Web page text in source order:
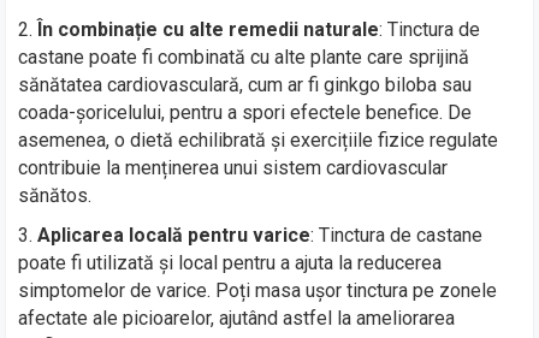
În combinație cu alte remedii naturale: Tinctura de
castane poate fi combinată cu alte plante care sprijină
sănătatea cardiovasculară, cum ar fi ginkgo biloba sau
coada-șoricelului, pentru a spori efectele benefice. De
asemenea, o dietă echilibrată și exercițiile fizice regulate
contribuie la menținerea unui sistem cardiovascular
sănătos.
Aplicarea locală pentru varice: Tinctura de castane
poate fi utilizată și local pentru a ajuta la reducerea
simptomelor de varice. Poți masa ușor tinctura pe zonele
afectate ale picioarelor, ajutând astfel la ameliorarea